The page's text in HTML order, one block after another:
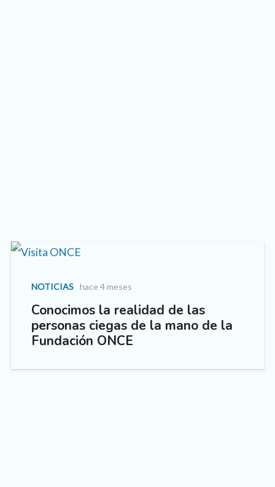
NOTICIAS hace 4 meses
Conocimos la realidad de las
personas ciegas de la mano de la
Fundación ONCE